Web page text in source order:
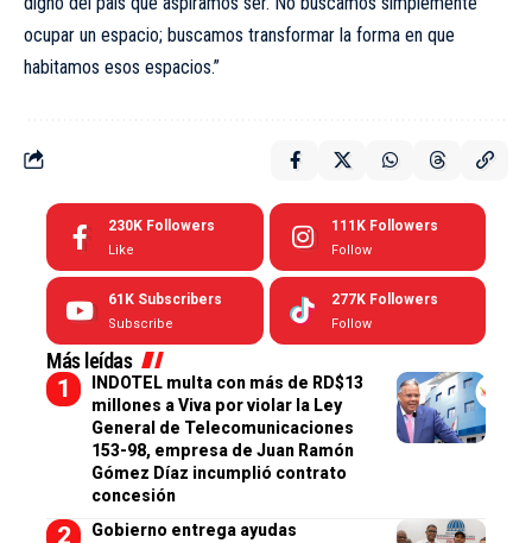
ocupar un espacio; buscamos transformar la forma en que
habitamos esos espacios.”
230K Followers
Like
111K Followers
Follow
61K Subscribers
Subscribe
277K Followers
Follow
Más leídas
INDOTEL multa con más de RD$13
millones a Viva por violar la Ley
General de Telecomunicaciones
153-98, empresa de Juan Ramón
Gómez Díaz incumplió contrato
concesión
Gobierno entrega ayudas